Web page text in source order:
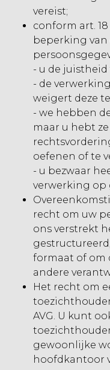
vereist;
conform art.
beperking van
- u de
- de
weigert deze
- we hebben
maar u hebt
oefenen of te
- u bezwaar
verwerking op
recht om uw
ons verstrekt
formaat of om
andere
Het recht om
AVG. U kunt
gewoonlijke
hoofdkantoor